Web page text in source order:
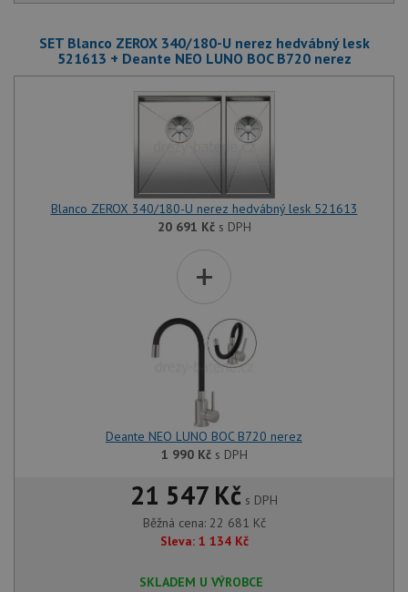
SET Blanco ZEROX 340/180-U nerez hedvábný lesk
521613 + Deante NEO LUNO BOC B720 nerez
Blanco ZEROX 340/180-U nerez hedvábný lesk 521613
20 691 Kčs DPH
+
Deante NEO LUNO BOC B720 nerez
1 990 Kčs DPH
21 547 Kč s DPH
Běžná cena: 22 681 Kč
Sleva: 1 134 Kč
SKLADEM U VÝROBCE